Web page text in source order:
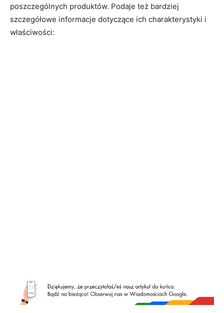
poszczególnych produktów. Podaje też bardziej
szczegółowe informacje dotyczące ich charakterystyki i
właściwości: